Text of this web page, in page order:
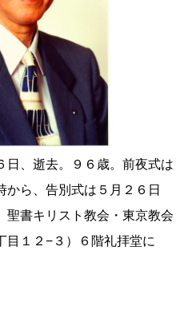
、逝去。９６歳。前夜式は
から、告別式は５月２６日
聖書キリスト教会・東京教会
目１２−３）６階礼拝堂に